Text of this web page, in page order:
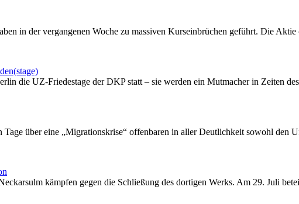
in der vergangenen Woche zu massiven Kurseinbrüchen geführt. Die
die UZ-Friedestage der DKP statt – sie werden ein Mutmacher in Zeiten
Tage über eine „Migrationskrise“ offenbaren in aller Deutlichkeit sowohl
kämpfen gegen die Schließung des dortigen Werks. Am 29. Juli